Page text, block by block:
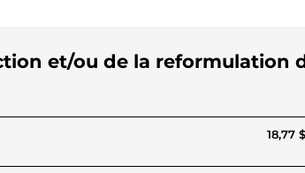
et/ou de la reformulation
18,77